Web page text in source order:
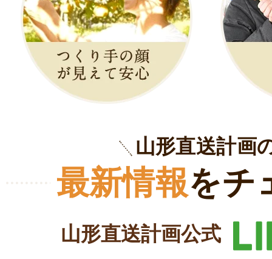
山形直送計画
最新情報をチ
山形直送計画公式